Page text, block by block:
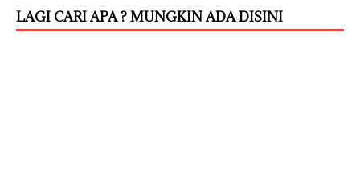
LAGI CARI APA ? MUNGKIN ADA DISINI